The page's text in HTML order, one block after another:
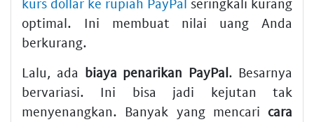
kurs dollar ke rupiah PayPal seringkali kurang
optimal. Ini membuat nilai uang Anda
berkurang.
Lalu, ada biaya penarikan PayPal. Besarnya
bervariasi. Ini bisa jadi kejutan tak
menyenangkan. Banyak yang mencari cara